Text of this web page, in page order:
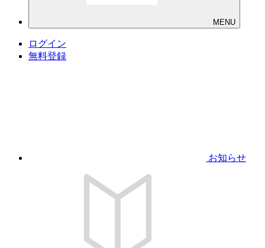
MENU
ログイン
無料登録
お知らせ